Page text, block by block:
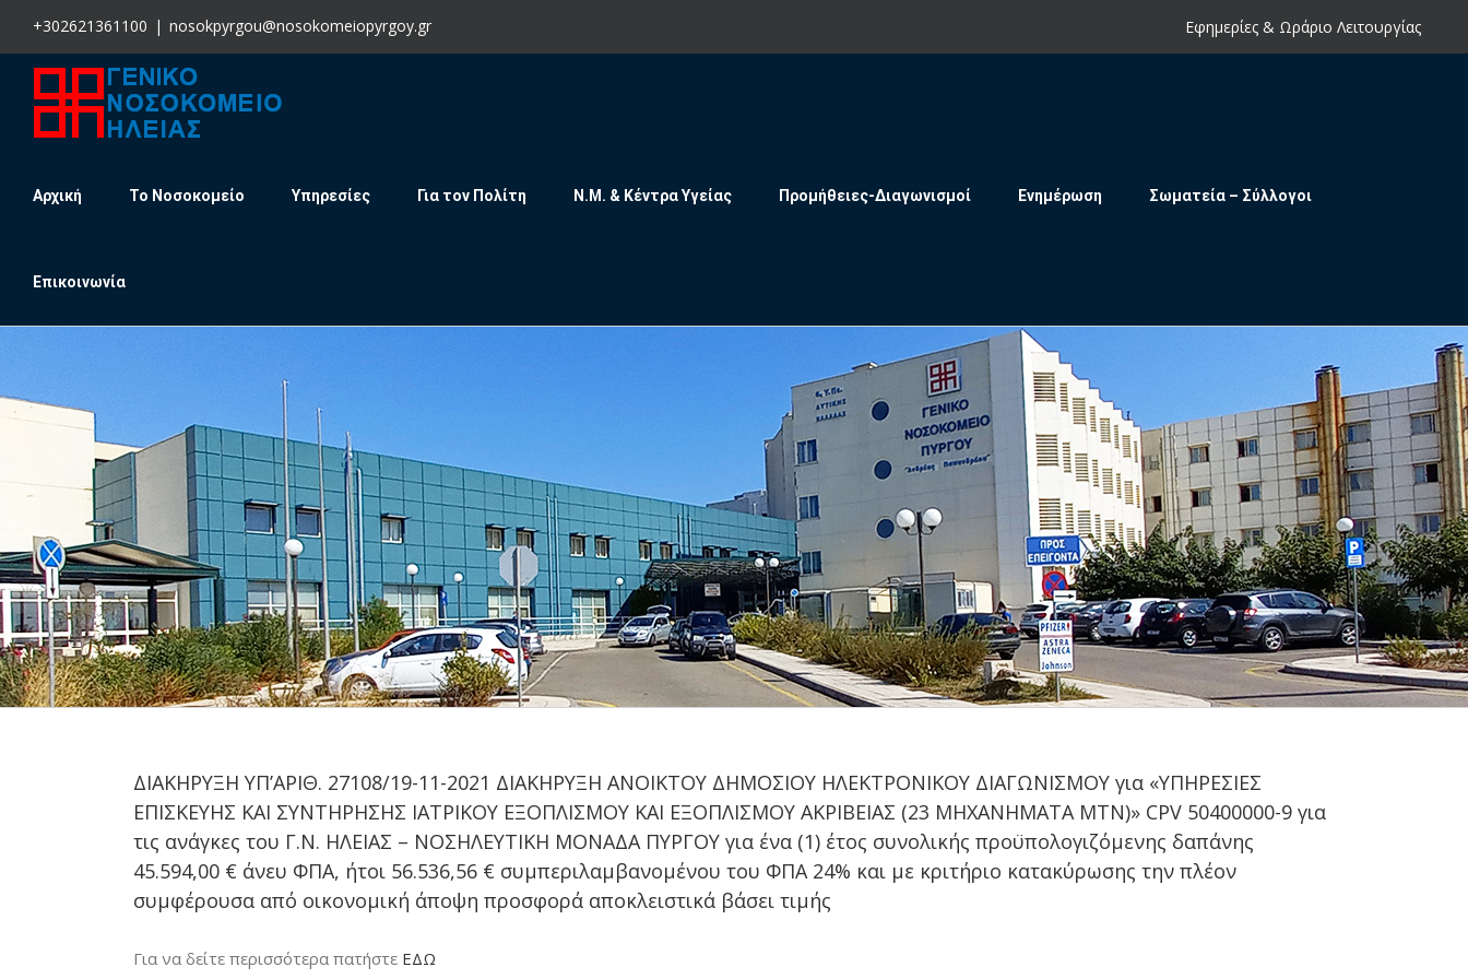
content
+302621361100 | nosokpyrgou@nosokomeiopyrgoy.gr Εφημερίες & Ωράριο Λειτουργίας
Αρχική Το Νοσοκομείο Υπηρεσίες Για τον Πολίτη Ν.Μ. & Κέντρα Υγείας Προμήθειες-Διαγωνισμοί Ενημέρωση Σωματεία – Σύλλογοι
Επικοινωνία
ΔΙΑΚΗΡΥΞΗ ΥΠ’ΑΡΙΘ. 27108/19-11-2021 ΔΙΑΚΗΡΥΞΗ ΑΝΟΙΚΤΟΥ ΔΗΜΟΣΙΟΥ ΗΛΕΚΤΡΟΝΙΚΟΥ ΔΙΑΓΩΝΙΣΜΟΥ για «ΥΠΗΡΕΣΙΕΣ
ΕΠΙΣΚΕΥΗΣ ΚΑΙ ΣΥΝΤΗΡΗΣΗΣ ΙΑΤΡΙΚΟΥ ΕΞΟΠΛΙΣΜΟΥ ΚΑΙ ΕΞΟΠΛΙΣΜΟΥ ΑΚΡΙΒΕΙΑΣ (23 ΜΗΧΑΝΗΜΑΤΑ ΜΤΝ)» CPV 50400000-9 για
τις ανάγκες του Γ.Ν. ΗΛΕΙΑΣ – ΝΟΣΗΛΕΥΤΙΚΗ ΜΟΝΑΔΑ ΠΥΡΓΟΥ για ένα (1) έτος συνολικής προϋπολογιζόμενης δαπάνης
45.594,00 € άνευ ΦΠΑ, ήτοι 56.536,56 € συμπεριλαμβανομένου του ΦΠΑ 24% και με κριτήριο κατακύρωσης την πλέον
συμφέρουσα από οικονομική άποψη προσφορά αποκλειστικά βάσει τιμής
Για να δείτε περισσότερα πατήστε ΕΔΩ